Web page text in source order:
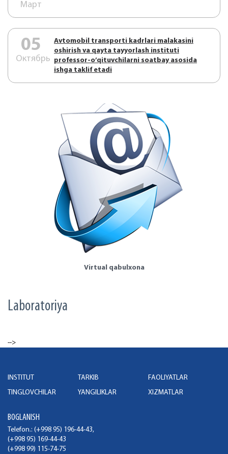
Март
05
Октябрь
Аvtоmоbil trаnspоrti kаdrlаri mаlаkаsini
оshirish vа qаytа tаyyorlаsh instituti
prоfеssоr-o’qituvchilаrni sоаtbаy аsоsidа
ishgа tаklif etаdi
Virtual qabulxona
Laboratoriya
-->
INSTITUT TARKIB
FAOLIYATLAR
TINGLOVCHILAR
YANGILIKLAR XIZMATLAR
BOGLANISH
Telefon.: (+998 95) 196-44-43,
(+998 95) 169-44-43
(+998 99) 115-74-75